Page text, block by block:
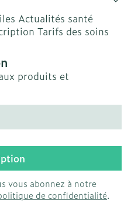
Actualités santé
Tarifs des soins
produits et
vous abonnez à notre
de confidentialité.